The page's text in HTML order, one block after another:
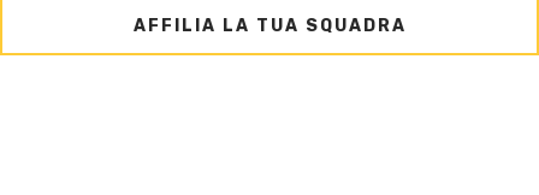
AFFILIA LA TUA SQUADRA